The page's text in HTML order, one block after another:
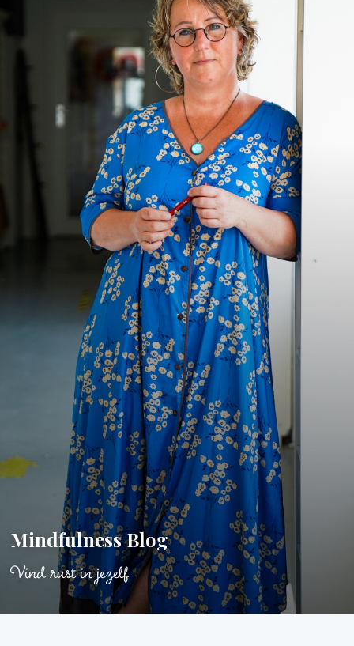
Mindfulness Blog
Vind rust in jezelf